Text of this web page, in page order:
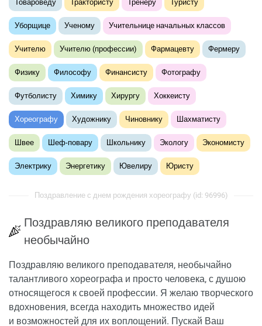
Товароведу Трактористу Тренеру Туристу
Уборщице Ученому Учительнице начальных классов
Учителю Учителю (профессии) Фармацевту Фермеру
Физику Философу Финансисту Фотографу
Футболисту Химику Хирургу Хоккеисту
Хореографу Художнику Чиновнику Шахматисту
Швее Шеф-повару Школьнику Экологу Экономисту
Электрику Энергетику Ювелиру Юристу
Поздравление с днем рождения хореографу (id: 96996)
Поздравляю великого преподавателя
необычайно
Поздравляю великого преподавателя, необычайно
талантливого хореографа и просто человека, с душою
относящегося к своей профессии. Я желаю творческого
вдохновения, всегда находить множество идей
и возможностей для их воплощений. Пускай Ваш